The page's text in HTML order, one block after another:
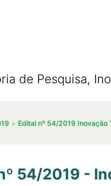
de Pesquisa,
Edital nº 54/2019 Inovação
54/2019 -